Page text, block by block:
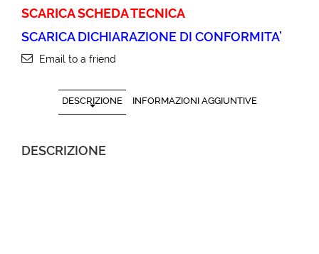
SCARICA SCHEDA TECNICA
SCARICA DICHIARAZIONE DI CONFORMITA’
Email to a friend
DESCRIZIONE INFORMAZIONI AGGIUNTIVE
DESCRIZIONE